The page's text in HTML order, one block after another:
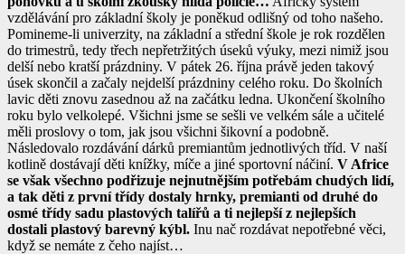
vzdělávání pro základní školy je poněkud odlišný od toho našeho.
Pomineme-li univerzity, na základní a střední škole je rok rozdělen
do trimestrů, tedy třech nepřetržitých úseků výuky, mezi nimiž jsou
delší nebo kratší prázdniny. V pátek 26. října právě jeden takový
úsek skončil a začaly nejdelší prázdniny celého roku. Do školních
lavic děti znovu zasednou až na začátku ledna. Ukončení školního
roku bylo velkolepé. Všichni jsme se sešli ve velkém sále a učitelé
měli proslovy o tom, jak jsou všichni šikovní a podobně.
Následovalo rozdávání dárků premiantům jednotlivých tříd. V naší
kotlině dostávají děti knížky, míče a jiné sportovní náčiní. V Africe
se však všechno podřizuje nejnutnějším potřebám chudých lidí,
a tak děti z první třídy dostaly hrnky, premianti od druhé do
osmé třídy sadu plastových talířů a ti nejlepší z nejlepších
dostali plastový barevný kýbl. Inu nač rozdávat nepotřebné věci,
když se nemáte z čeho najíst…